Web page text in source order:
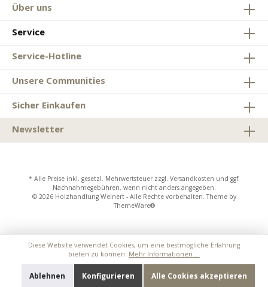
Über uns
Service
Service-Hotline
Unsere Communities
Sicher Einkaufen
Newsletter
* Alle Preise inkl. gesetzl. Mehrwertsteuer zzgl. Versandkosten und ggf.
Nachnahmegebühren, wenn nicht anders angegeben.
© 2026 Holzhandlung Weinert - Alle Rechte vorbehalten. Theme by
ThemeWare®
Diese Website verwendet Cookies, um eine bestmögliche Erfahrung
bieten zu können. Mehr Informationen ...
Ablehnen Konfigurieren Alle Cookies akzeptieren